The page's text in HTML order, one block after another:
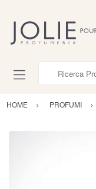
HOME PROFUMI